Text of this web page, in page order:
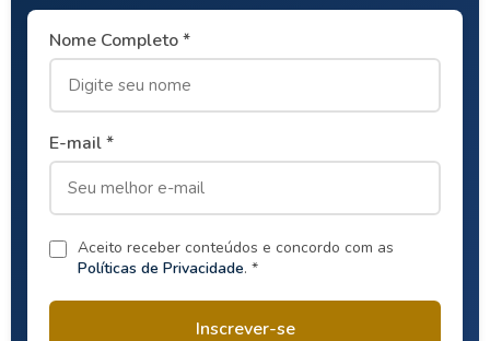
Nome Completo *
E-mail *
Aceito receber conteúdos e concordo com as
Políticas de Privacidade. *
Inscrever-se